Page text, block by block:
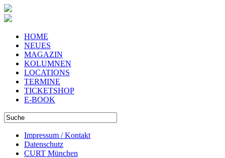
HOME
NEUES
MAGAZIN
KOLUMNEN
LOCATIONS
TERMINE
TICKETSHOP
E-BOOK
Impressum / Kontakt
Datenschutz
CURT München